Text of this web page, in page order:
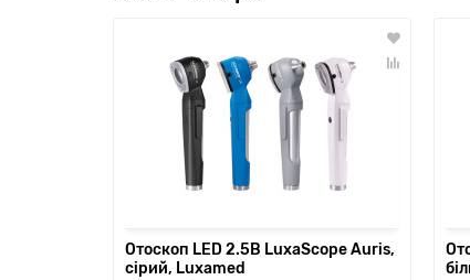
Отоскоп LED 2.5В LuxaScope Auris,
сірий, Luxamed